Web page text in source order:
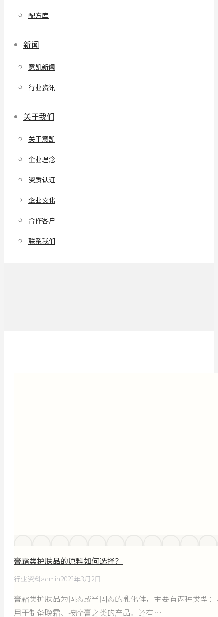
配方库
新闻
意凯新闻
行业资讯
关于我们
关于意凯
企业理念
资质认证
企业文化
合作客户
联系我们
膏霜类护肤品的原料如何选择？
行业资料admin2023年3月2日
膏霜类护肤品为固态或半固态的乳化体，主要有两种类型
用于制备晚霜、按摩膏之类的产品。还有…